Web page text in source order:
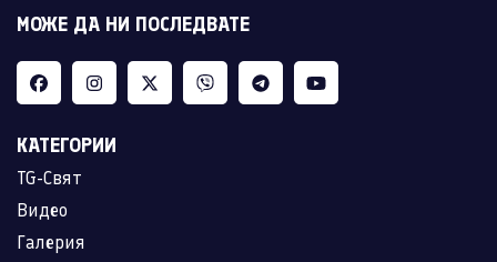
МОЖЕ ДА НИ ПОСЛЕДВАТЕ
КАТЕГОРИИ
TG-Свят
Видео
Галерия